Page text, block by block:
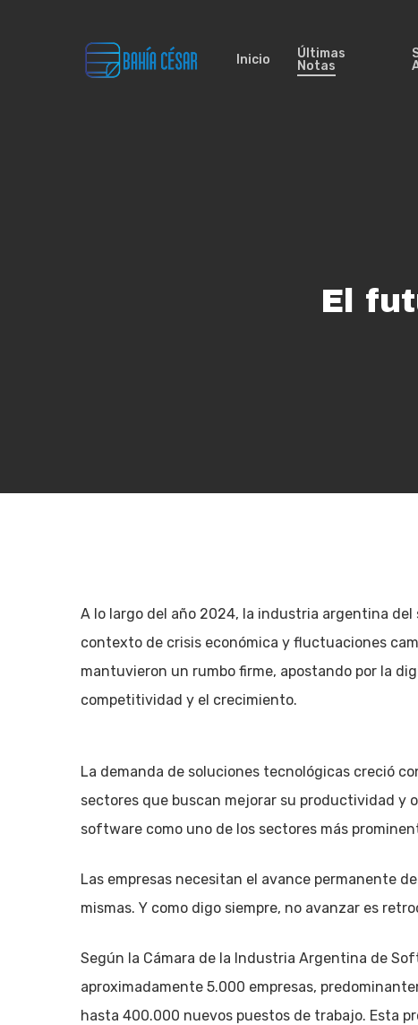
Inicio
Últimas
Notas
El
A lo largo del año 2024, la industria argentina
contexto de crisis económica y fluctuaciones
mantuvieron un rumbo firme, apostando por la
competitividad y el crecimiento.
La demanda de soluciones tecnológicas creció
sectores que buscan mejorar su productividad y
software como uno de los sectores más
Las empresas necesitan el avance permanente
mismas. Y como digo siempre, no avanzar es
Según la Cámara de la Industria Argentina de
aproximadamente 5.000 empresas,
hasta 400.000 nuevos puestos de trabajo. Esta